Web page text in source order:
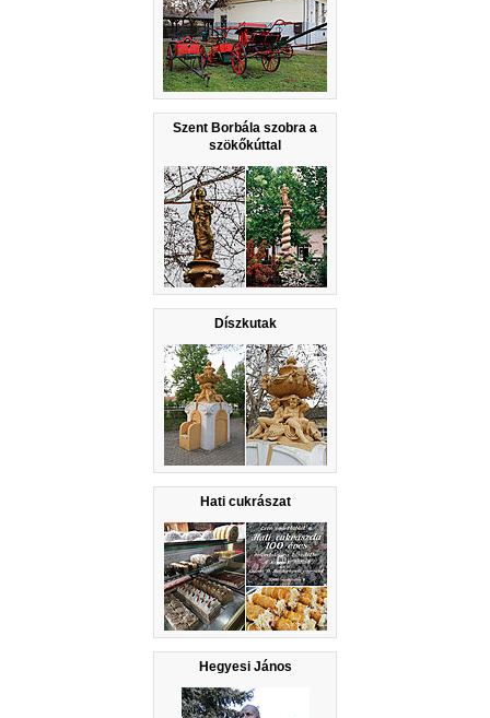
Szent Borbála szobra a
szökőkúttal
Díszkutak
Hati cukrászat
Hegyesi János